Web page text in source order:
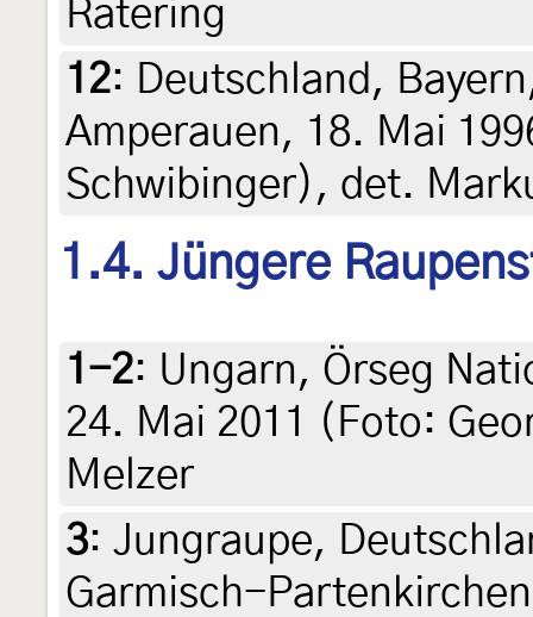
Ratering
12: Deutschland,
Amperauen, 18. Mai
Schwibinger), det.
1.4. Jüngere
1-2: Ungarn, Örseg
24. Mai 2011 (Foto:
Melzer
3: Jungraupe,
Garmisch-